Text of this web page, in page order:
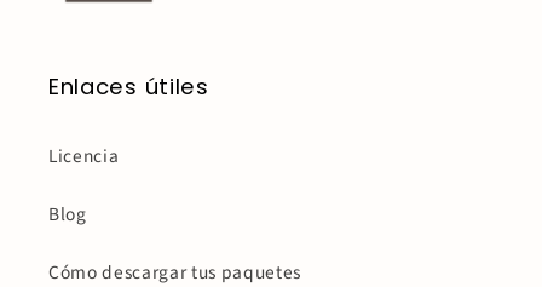
Enlaces útiles
Licencia
Blog
Cómo descargar tus paquetes